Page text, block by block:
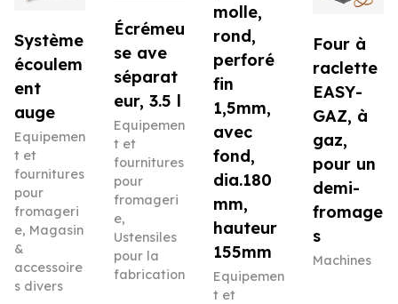
Système
écoulem
ent
auge
Equipemen
t et
fournitures
pour
fromageri
e, Magasin
&
accessoire
s divers
Écrémeu
se ave
séparat
eur, 3.5 l
Equipemen
t et
fournitures
pour
fromageri
e,
Ustensiles
pour la
fabrication
molle,
rond,
perforé
fin
1,5mm,
avec
fond,
dia.180
mm,
hauteur
155mm
Equipemen
t et
Four à
raclette
EASY-
GAZ, à
gaz,
pour un
demi-
fromage
s
Machines